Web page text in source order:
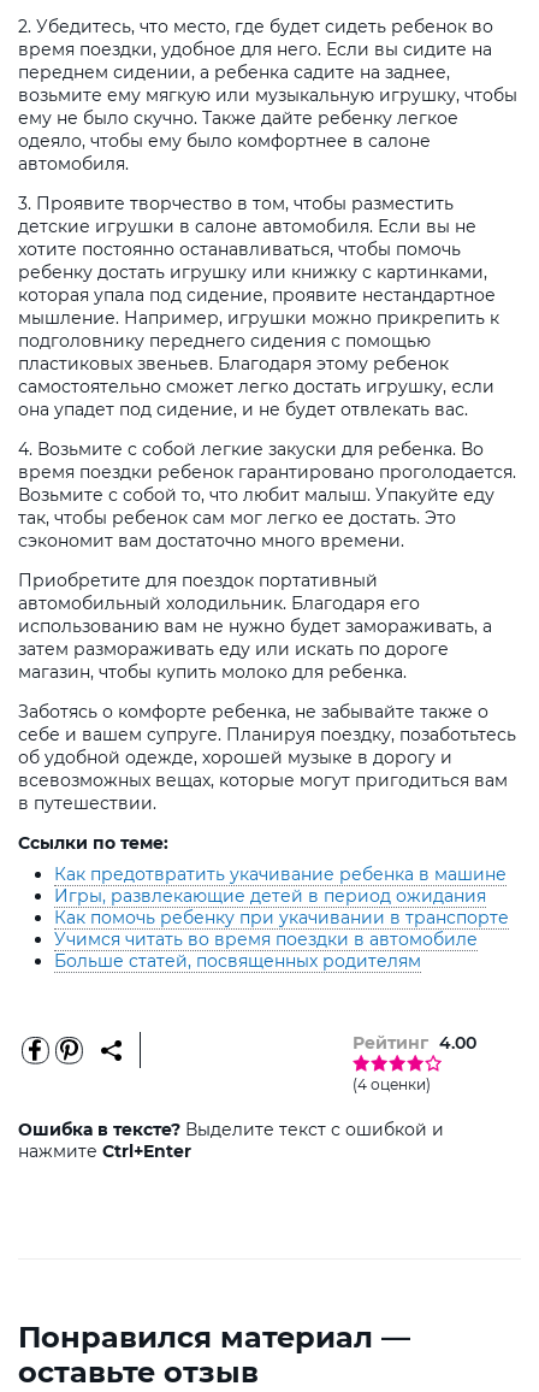
2. Убедитесь, что место, где будет сидеть ребенок во
время поездки, удобное для него. Если вы сидите на
переднем сидении, а ребенка садите на заднее,
возьмите ему мягкую или музыкальную игрушку, чтобы
ему не было скучно. Также дайте ребенку легкое
одеяло, чтобы ему было комфортнее в салоне
автомобиля.
3. Проявите творчество в том, чтобы разместить
детские игрушки в салоне автомобиля. Если вы не
хотите постоянно останавливаться, чтобы помочь
ребенку достать игрушку или книжку с картинками,
которая упала под сидение, проявите нестандартное
мышление. Например, игрушки можно прикрепить к
подголовнику переднего сидения с помощью
пластиковых звеньев. Благодаря этому ребенок
самостоятельно сможет легко достать игрушку, если
она упадет под сидение, и не будет отвлекать вас.
4. Возьмите с собой легкие закуски для ребенка. Во
время поездки ребенок гарантировано проголодается.
Возьмите с собой то, что любит малыш. Упакуйте еду
так, чтобы ребенок сам мог легко ее достать. Это
сэкономит вам достаточно много времени.
Приобретите для поездок портативный
автомобильный холодильник. Благодаря его
использованию вам не нужно будет замораживать, а
затем размораживать еду или искать по дороге
магазин, чтобы купить молоко для ребенка.
Заботясь о комфорте ребенка, не забывайте также о
себе и вашем супруге. Планируя поездку, позаботьтесь
об удобной одежде, хорошей музыке в дорогу и
всевозможных вещах, которые могут пригодиться вам
в путешествии.
Ссылки по теме:
Как предотвратить укачивание ребенка в машине
Игры, развлекающие детей в период ожидания
Как помочь ребенку при укачивании в транспорте
Учимся читать во время поездки в автомобиле
Больше статей, посвященных родителям
Рейтинг 4.00
(4 оценки)
Ошибка в тексте? Выделите текст с ошибкой и
нажмите Ctrl+Enter
Понравился материал —
оставьте отзыв